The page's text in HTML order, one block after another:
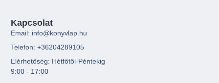
Kapcsolat
Email: info@konyvlap.hu
Telefon: +36204289105
Elérhetőség: Hétfőtől-Péntekig
9:00 - 17:00